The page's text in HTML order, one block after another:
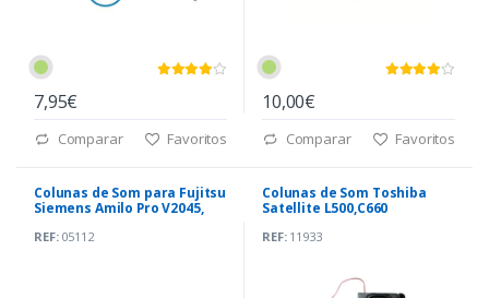
7,95€
Comparar Favoritos
10,00€
Comparar Favoritos
Colunas de Som para Fujitsu
Siemens Amilo Pro V2045,
REF:05112
Colunas de Som Toshiba
Satellite L500,C660
REF:11933